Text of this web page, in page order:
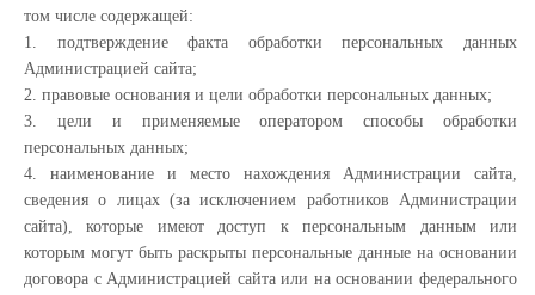
том числе содержащей:
1. подтверждение факта обработки персональных данных
Администрацией сайта;
2. правовые основания и цели обработки персональных данных;
3. цели и применяемые оператором способы обработки
персональных данных;
4. наименование и место нахождения Администрации сайта,
сведения о лицах (за исключением работников Администрации
сайта), которые имеют доступ к персональным данным или
которым могут быть раскрыты персональные данные на основании
договора с Администрацией сайта или на основании федерального